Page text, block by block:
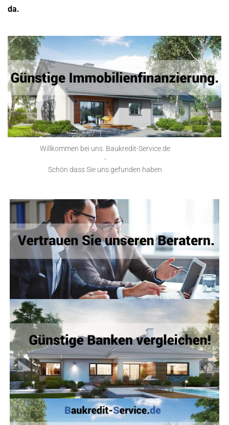
da.
Willkommen bei uns. Baukredit-Service.de
-
Schön dass Sie uns gefunden haben